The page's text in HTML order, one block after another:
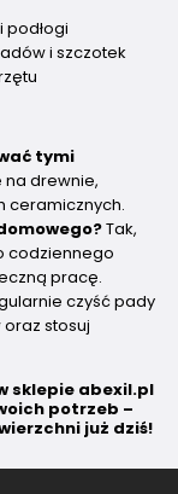
i szczotek
tymi
na drewnie,
ceramicznych.
Tak,
codziennego
pracę.
czyść pady
stosuj
sklepie abexil.pl
potrzeb –
już dziś!